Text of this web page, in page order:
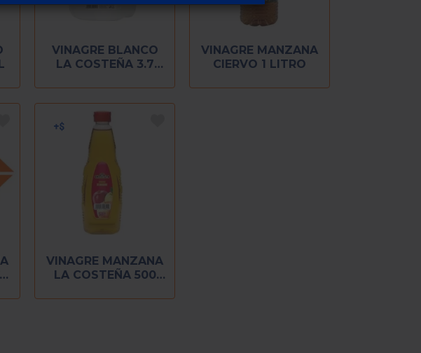
VINAGRE BLANCO
LA COSTEÑA 3.7
VINAGRE MANZANA
CIERVO 1 LITRO
VINAGRE MANZANA
LA COSTEÑA 500